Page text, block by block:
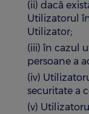
(ii) dacă
Utilizatorul
Utilizator;
(iii) în cazul
persoane a
(iv)
securitate a
(v)